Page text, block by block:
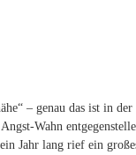
– genau das ist in
Wahn
Jahr lang rief ein